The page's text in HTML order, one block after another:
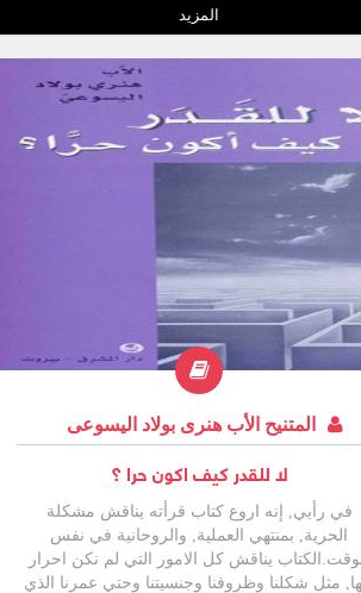
المزيد
المتنيح الأب هنرى بولاد اليسوعى
لا للقدر كيف اكون حرا ؟
في رأيي, إنه اروع كتاب قرأته يناقش مشكلة
الحرية, بمنتهي العملية, والروحانية في نفس
يناقش كل الامور التي لم نكن احرار
مثل شكلنا وظروفنا وجنسيتنا وحتي عمرنا الذي